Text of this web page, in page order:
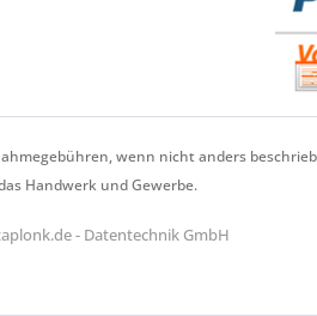
wenn nicht anders
Handwerk und Gewerbe.
- Datentechnik GmbH